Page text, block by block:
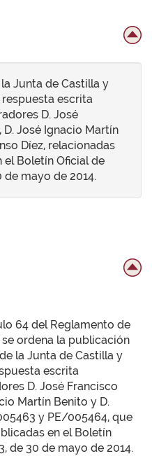
Junta de Castilla y
escrita
D. José
José Ignacio Martín
Díez, relacionadas
el Boletín Oficial de
de mayo de 2014.
64 del Reglamento de
ordena la publicación
la Junta de Castilla y
escrita
D. José Francisco
Martín Benito y D.
y PE/005464, que
en el Boletín
de 30 de mayo de 2014.